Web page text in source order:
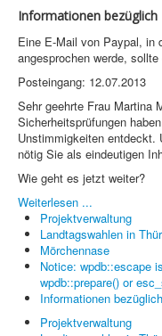
Webdesign
CMS
Grafik
JavaScript
Sicherheit
Home
PovRay
PHP
Webdesign
Informationen
Eine E-Mail von Paypal, in
angesprochen werde,
Posteingang: 12.07.2013
Sehr geehrte Frau Martina
Sicherheitsprüfungen
Unstimmigkeiten
nötig Sie als eindeutigen
Wie geht es jetzt weiter?
Weiterlesen ...
Projektverwaltung
Landtagswahlen in
Mörchennase
Notice: wpdb::escape
wpdb::prepare() or
Informationen
Projektverwaltung